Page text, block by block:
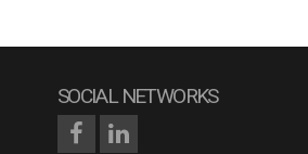
SOCIAL NETWORKS